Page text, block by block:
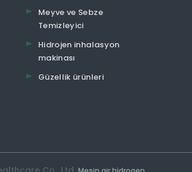
Meyve ve Sebze
Temizleyici
Hidrojen inhalasyon
makinası
Güzellik ürünleri